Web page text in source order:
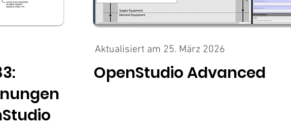
Aktualisiert am 25. März 2026
OpenStudio Advanced